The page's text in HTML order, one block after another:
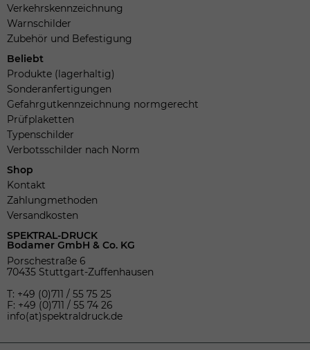
Verkehrskennzeichnung
Warnschilder
Zubehör und Befestigung
Beliebt
Produkte (lagerhaltig)
Sonderanfertigungen
Gefahrgutkennzeichnung normgerecht
Prüfplaketten
Typenschilder
Verbotsschilder nach Norm
Shop
Kontakt
Zahlungmethoden
Versandkosten
SPEKTRAL-DRUCK
Bodamer GmbH & Co. KG
Porschestraße 6
70435 Stuttgart-Zuffenhausen
T: +49 (0)711 / 55 75 25
F: +49 (0)711 / 55 74 26
info(at)spektraldruck.de